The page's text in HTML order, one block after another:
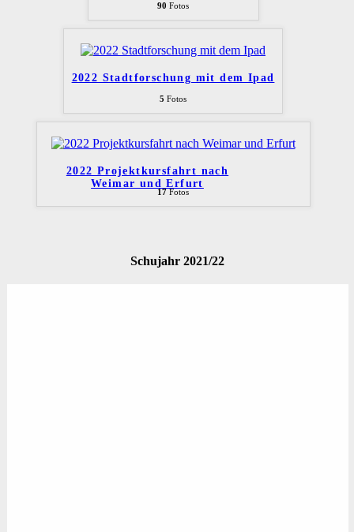
90 Fotos
2022 Stadtforschung mit dem Ipad
5 Fotos
2022 Projektkursfahrt nach
Weimar und Erfurt
17 Fotos
Schujahr 2021/22